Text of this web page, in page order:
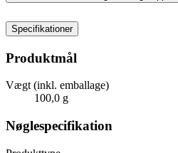
Specifikationer
Produktmål
Vægt (inkl. emballage)
100,0 g
Nøglespecifikation